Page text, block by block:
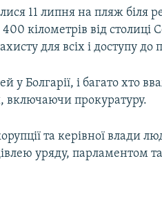
11 липня на пляж біля
кілометрів від столиці
для всіх і доступу до
Болгарії, і багато хто
включаючи прокуратуру.
та керівної влади
уряду, парламентом